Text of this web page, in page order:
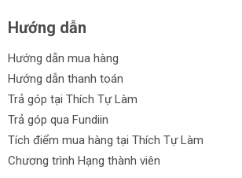
Hướng dẫn
Hướng dẫn mua hàng
Hướng dẫn thanh toán
Trả góp tại Thích Tự Làm
Trả góp qua Fundiin
Tích điểm mua hàng tại Thích Tự Làm
Chương trình Hạng thành viên